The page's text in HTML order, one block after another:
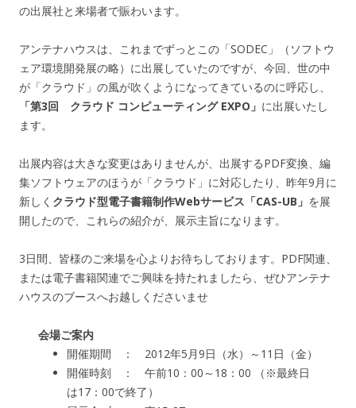
の出展社と来場者で賑わいます。
アンテナハウスは、これまでずっとこの「SODEC」（ソフトウ
ェア環境開発展の略）に出展していたのですが、今回、世の中
が「クラウド」の風が吹くようになってきているのに呼応し、
「第3回 クラウド コンピューティング EXPO」 に出展いたし
ます。
出展内容は大きな変更はありませんが、出展するPDF変換、編
集ソフトウェアのほうが「クラウド」に対応したり、昨年9月に
新しく クラウド型電子書籍制作Webサービス「CAS-UB」 を展
開したので、これらの紹介が、展示主旨になります。
3日間、皆様のご来場を心よりお待ちしております。PDF関連、
または電子書籍関連でご興味を持たれましたら、ぜひアンテナ
ハウスのブースへお越しくださいませ
会場ご案内
開催期間 ： 2012年5月9日（水）～11日（金）
開催時刻 ： 午前10：00～18：00 （※最終日
は17：00で終了）